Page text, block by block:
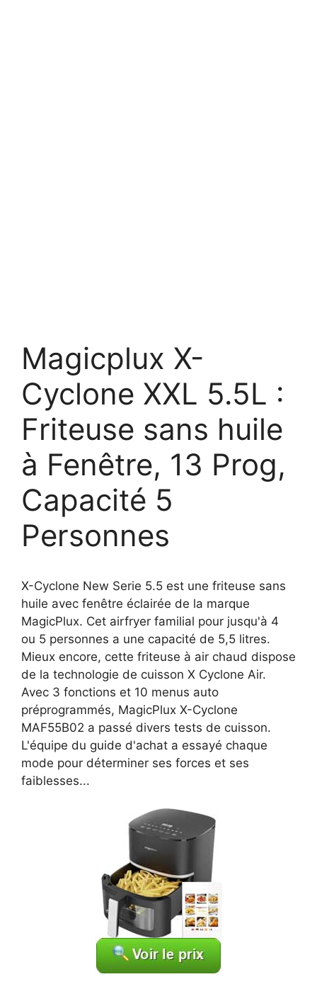
Magicplux X-
Cyclone XXL 5.5L :
Friteuse sans huile
à Fenêtre, 13 Prog,
Capacité 5
Personnes
X-Cyclone New Serie 5.5 est une friteuse sans
huile avec fenêtre éclairée de la marque
MagicPlux. Cet airfryer familial pour jusqu'à 4
ou 5 personnes a une capacité de 5,5 litres.
Mieux encore, cette friteuse à air chaud dispose
de la technologie de cuisson X Cyclone Air.
Avec 3 fonctions et 10 menus auto
préprogrammés, MagicPlux X-Cyclone
MAF55B02 a passé divers tests de cuisson.
L'équipe du guide d'achat a essayé chaque
mode pour déterminer ses forces et ses
faiblesses...